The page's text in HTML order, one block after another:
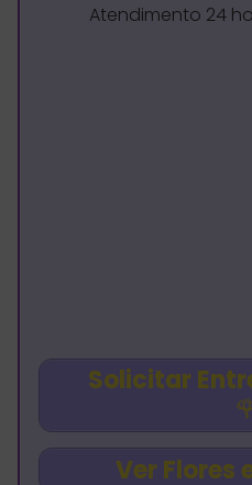
Atendimento 24
Solicitar
Ver Flores